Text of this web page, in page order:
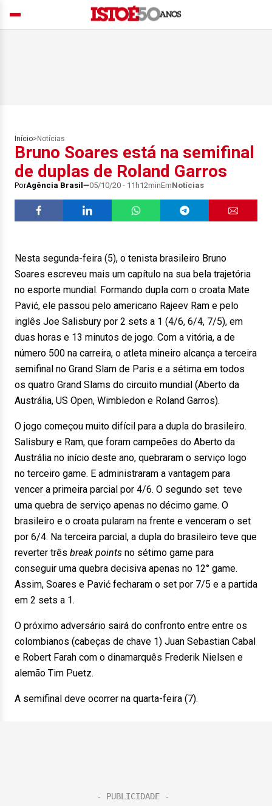
Início> Notícias
Bruno Soares está na semifinal
de duplas de Roland Garros
PorAgência Brasil 05/10/20 - 11h12minEmNotícias
Nesta segunda-feira (5), o tenista brasileiro Bruno
Soares escreveu mais um capítulo na sua bela trajetória
no esporte mundial. Formando dupla com o croata Mate
Pavić, ele passou pelo americano Rajeev Ram e pelo
inglês Joe Salisbury por 2 sets a 1 (4/6, 6/4, 7/5), em
duas horas e 13 minutos de jogo. Com a vitória, a de
número 500 na carreira, o atleta mineiro alcança a terceira
semifinal no Grand Slam de Paris e a sétima em todos
os quatro Grand Slams do circuito mundial (Aberto da
Austrália, US Open, Wimbledon e Roland Garros).
O jogo começou muito difícil para a dupla do brasileiro.
Salisbury e Ram, que foram campeões do Aberto da
Austrália no início deste ano, quebraram o serviço logo
no terceiro game. E administraram a vantagem para
vencer a primeira parcial por 4/6. O segundo set teve
uma quebra de serviço apenas no décimo game. O
brasileiro e o croata pularam na frente e venceram o set
por 6/4. Na terceira parcial, a dupla do brasileiro teve que
reverter três break points no sétimo game para
conseguir uma quebra decisiva apenas no 12° game.
Assim, Soares e Pavić fecharam o set por 7/5 e a partida
em 2 sets a 1.
O próximo adversário sairá do confronto entre entre os
colombianos (cabeças de chave 1) Juan Sebastian Cabal
e Robert Farah com o dinamarquês Frederik Nielsen e
alemão Tim Puetz.
A semifinal deve ocorrer na quarta-feira (7).